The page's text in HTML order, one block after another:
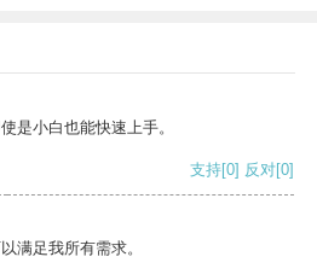
是小白也能快速上手。
支持[0] 反对[0]
满足我所有需求。